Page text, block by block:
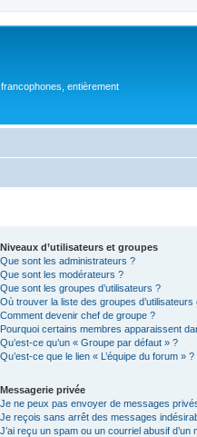
entièrement
Niveaux d’utilisateurs et groupes
Que sont les administrateurs ?
Que sont les modérateurs ?
Que sont les groupes d’utilisateurs ?
Où trouver la liste des groupes
Comment devenir chef de groupe ?
Pourquoi certains membres apparaissent
Qu’est-ce qu’un « Groupe par défaut » ?
Qu’est-ce que le lien « L’équipe du forum » ?
Messagerie privée
Je ne peux pas envoyer de messages
Je reçois sans arrêt des messages
J’ai reçu un spam ou un courriel abusif d’un